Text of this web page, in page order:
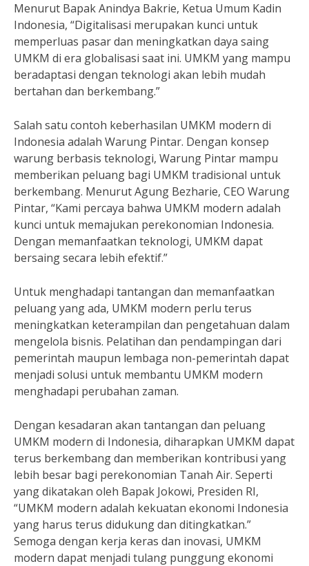
Menurut Bapak Anindya Bakrie, Ketua Umum Kadin
Indonesia, “Digitalisasi merupakan kunci untuk
memperluas pasar dan meningkatkan daya saing
UMKM di era globalisasi saat ini. UMKM yang mampu
beradaptasi dengan teknologi akan lebih mudah
bertahan dan berkembang.”
Salah satu contoh keberhasilan UMKM modern di
Indonesia adalah Warung Pintar. Dengan konsep
warung berbasis teknologi, Warung Pintar mampu
memberikan peluang bagi UMKM tradisional untuk
berkembang. Menurut Agung Bezharie, CEO Warung
Pintar, “Kami percaya bahwa UMKM modern adalah
kunci untuk memajukan perekonomian Indonesia.
Dengan memanfaatkan teknologi, UMKM dapat
bersaing secara lebih efektif.”
Untuk menghadapi tantangan dan memanfaatkan
peluang yang ada, UMKM modern perlu terus
meningkatkan keterampilan dan pengetahuan dalam
mengelola bisnis. Pelatihan dan pendampingan dari
pemerintah maupun lembaga non-pemerintah dapat
menjadi solusi untuk membantu UMKM modern
menghadapi perubahan zaman.
Dengan kesadaran akan tantangan dan peluang
UMKM modern di Indonesia, diharapkan UMKM dapat
terus berkembang dan memberikan kontribusi yang
lebih besar bagi perekonomian Tanah Air. Seperti
yang dikatakan oleh Bapak Jokowi, Presiden RI,
“UMKM modern adalah kekuatan ekonomi Indonesia
yang harus terus didukung dan ditingkatkan.”
Semoga dengan kerja keras dan inovasi, UMKM
modern dapat menjadi tulang punggung ekonomi